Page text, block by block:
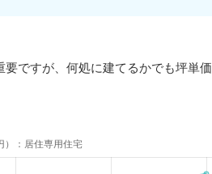
ですが、何処に建てるかでも坪単価